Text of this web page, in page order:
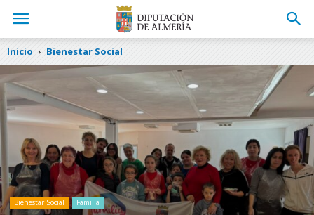
Inicio Bienestar Social
Bienestar Social Familia